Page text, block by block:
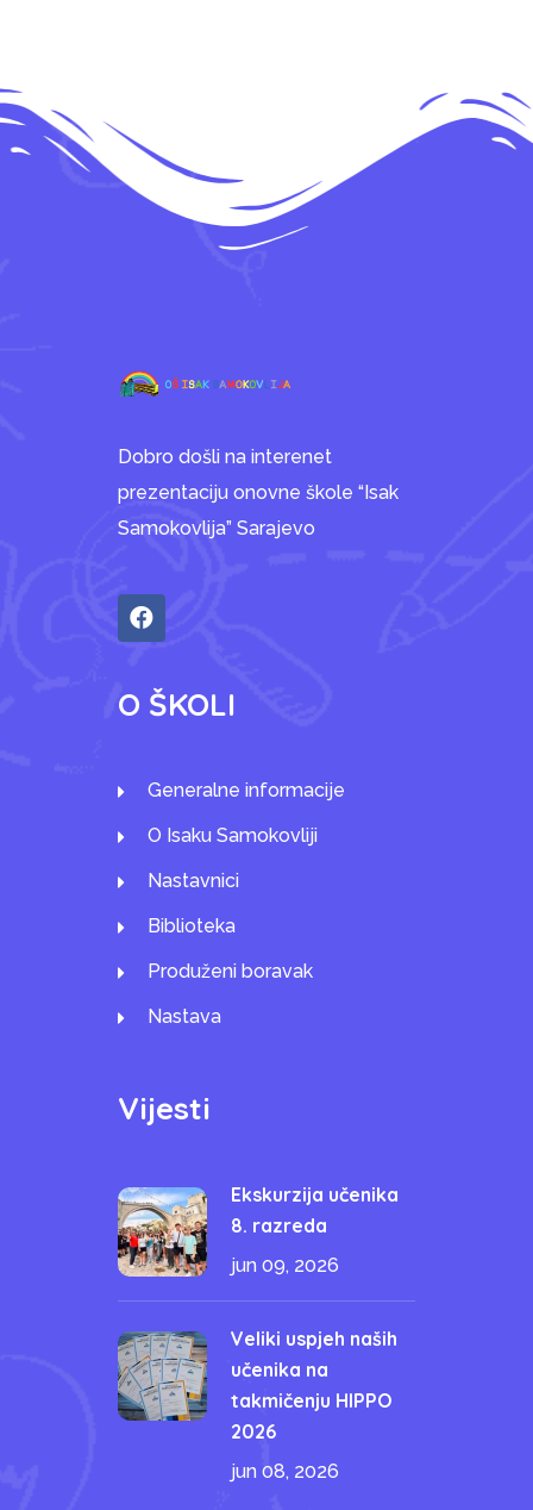
Dobro došli na interenet
prezentaciju onovne škole “Isak
Samokovlija” Sarajevo
O ŠKOLI
Generalne informacije
O Isaku Samokovliji
Nastavnici
Biblioteka
Produženi boravak
Nastava
Vijesti
Ekskurzija učenika
8. razreda
jun 09, 2026
Veliki uspjeh naših
učenika na
takmičenju HIPPO
2026
jun 08, 2026